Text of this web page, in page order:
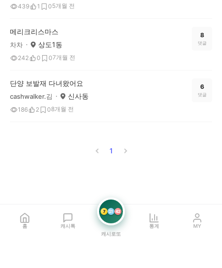
439 1 05개월 전
메리크리스마스
차차 상도1동
242 0 07개월 전
8
댓글
단양 보발재 다녀왔어요
cashwalker.김 신사동
186 2 08개월 전
6
댓글
1
홈 캐시톡
7 21 42
캐시로또
통계 MY